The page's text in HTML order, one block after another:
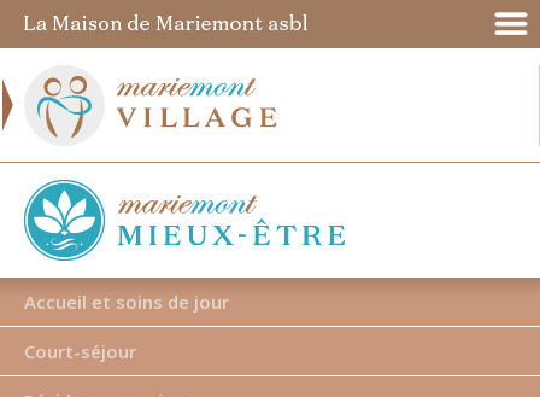
Accueil et soins de jour
Court-séjour